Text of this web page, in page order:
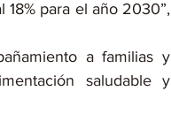
para el año 2030”,
a familias y
saludable y